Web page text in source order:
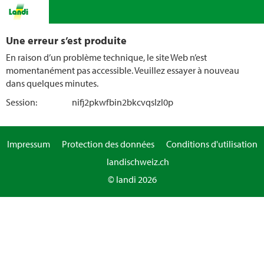
Une erreur s’est produite
En raison d’un problème technique, le site Web n’est
momentanément pas accessible. Veuillez essayer à nouveau
dans quelques minutes.
Session:
nifj2pkwfbin2bkcvqslzl0p
Impressum Protection des données
Conditions d'utilisation
landischweiz.ch
© landi 2026